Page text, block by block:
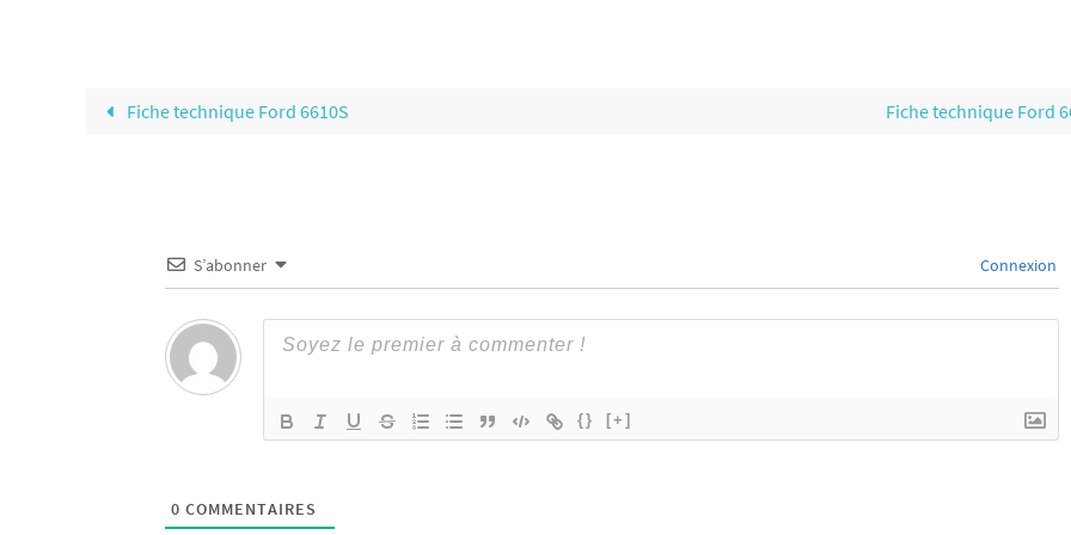
Fiche technique Ford 6610S Fiche technique Ford
S’abonner Connexion
{} [+]
0 COMMENTAIRES